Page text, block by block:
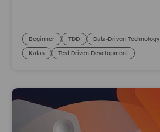
Beginner TDD Data-Driven Technology
Katas
Test Driven Development